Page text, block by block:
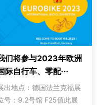
们将参与2023年欧洲
际自行车、零配···
出地点：德国法兰克福展
号：9.2号馆 F25值此展